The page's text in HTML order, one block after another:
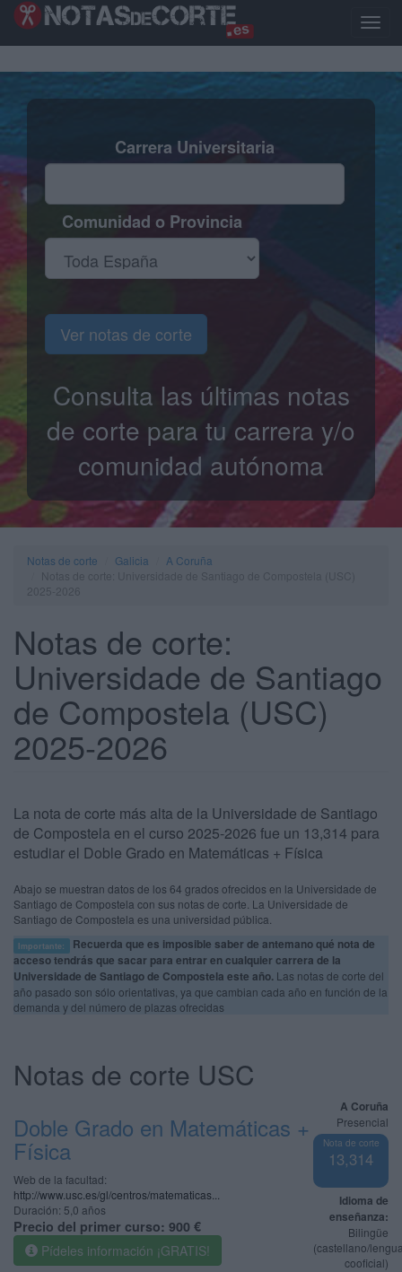
Pasar
Toggle
Carrera Universitaria
Comunidad o Provincia
Ver notas de corte
Consulta las últimas notas
de corte para tu carrera y/o
comunidad autónoma
Notas de corte Galicia
A Coruña
Notas de corte:
Universidade de Santiago
de Compostela (USC)
2025-2026
La nota de corte más alta de la Universidade de Santiago
de Compostela en el curso 2025-2026 fue un 13,314 para
estudiar el Doble Grado en Matemáticas + Física
Abajo se muestran datos de los 64 grados ofrecidos en la Universidade de
Santiago de Compostela con sus notas de corte. La Universidade de
Santiago de Compostela es una universidad pública.
Importante:
Recuerda que es imposible saber de antemano qué nota de
acceso tendrás que sacar para entrar en cualquier carrera de la
Universidade de Santiago de Compostela este año. Las notas de corte del
año pasado son sólo orientativas, ya que cambian cada año en función de la
demanda y del número de plazas ofrecidas
Notas de corte USC
A Coruña
Presencial
Nota de corte
13,314
Idioma de
enseñanza:
Bilingüe
(castellano/
cooficial)
Doble Grado en Matemáticas +
Física
Web de la facultad:
http://www.usc.es/gl/centros/matematicas...
Duración: 5,0 años
Precio del primer curso: 900 €
Pídeles información ¡GRATIS!